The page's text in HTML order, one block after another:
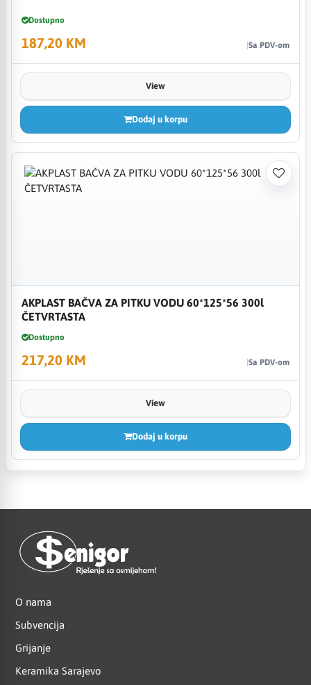
Dostupno
187,20 KM Sa PDV-om
View
Dodaj u korpu
AKPLAST BAČVA ZA PITKU VODU 60*125*56 300l
ČETVRTASTA
Dostupno
217,20 KM Sa PDV-om
View
Dodaj u korpu
O nama
Subvencija
Grijanje
Keramika Sarajevo